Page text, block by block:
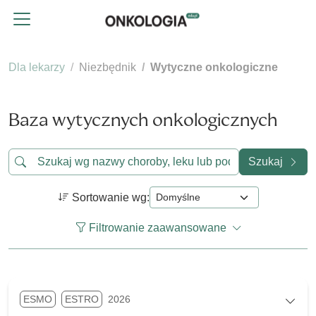
Dla lekarzy Niezbędnik Wytyczne onkologiczne
Baza wytycznych onkologicznych
Szukaj
Filtrowanie zaawansowane
Sortowanie wg:
ESMO ESTRO 2026